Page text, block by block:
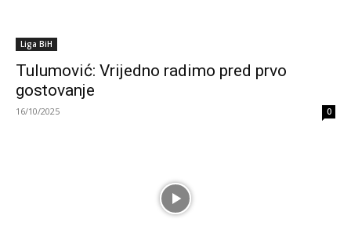
Liga BiH
Tulumović: Vrijedno radimo pred prvo
gostovanje
16/10/2025 0